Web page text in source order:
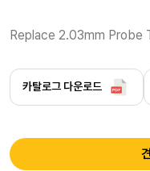
Replace 2.03mm Probe
카탈로그 다운로드